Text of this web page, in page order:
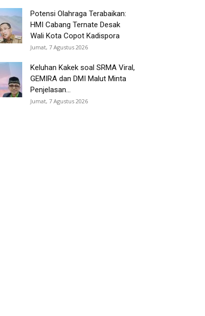
Potensi Olahraga Terabaikan:
HMI Cabang Ternate Desak
Wali Kota Copot Kadispora
Jumat, 7 Agustus 2026
Keluhan Kakek soal SRMA Viral,
GEMIRA dan DMI Malut Minta
Penjelasan...
Jumat, 7 Agustus 2026